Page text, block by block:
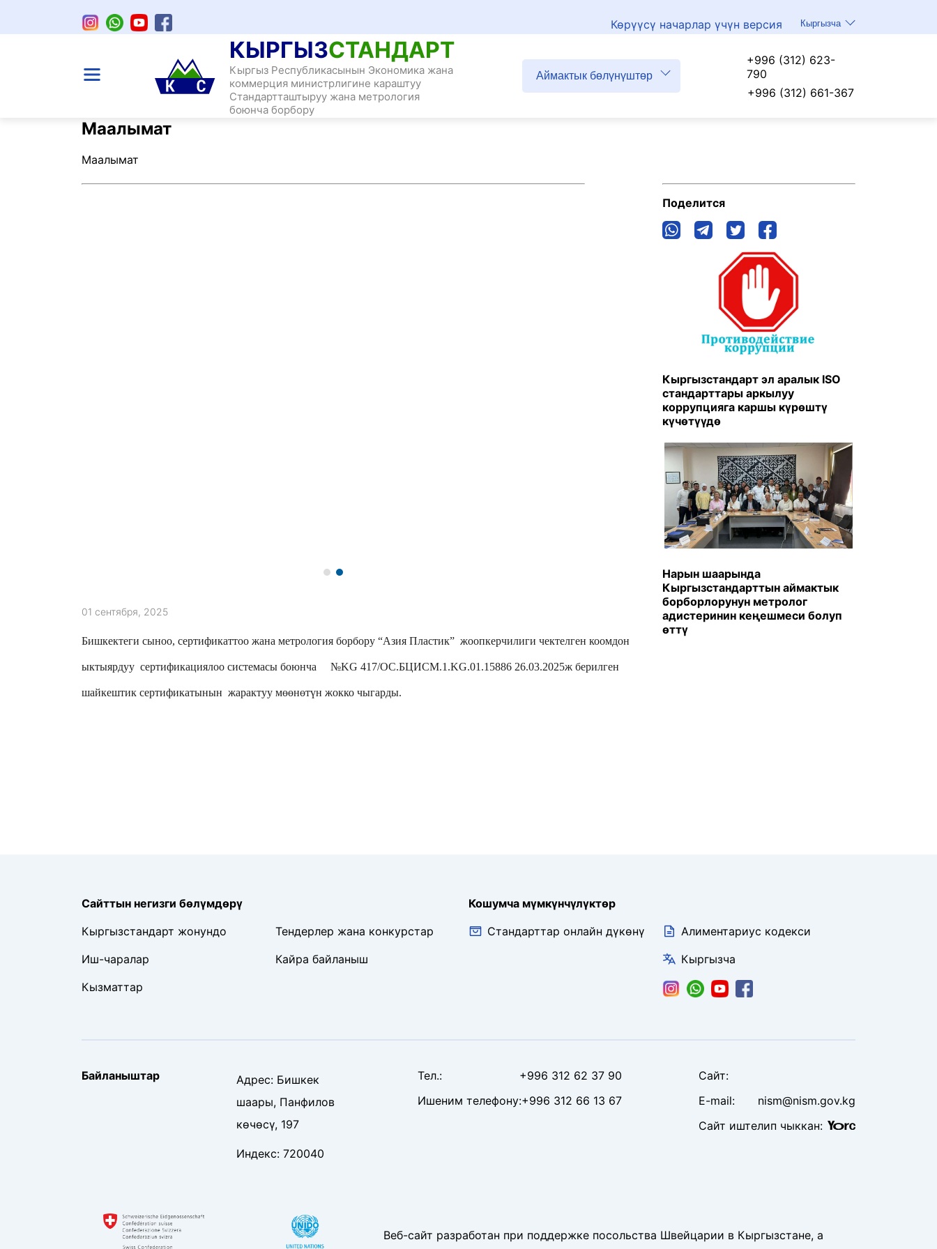
Көрүүсү начарлар үчүн версия Кыргызча
КЫРГЫЗСТАНДАРТ
Кыргыз Республикасынын Экономика жана
коммерция министрлигине караштуу
Стандартташтыруу жана метрология
боюнча борбору
Аймактык бөлүнүштөр
+996 (312) 623-
790
+996 (312) 661-367
Маалымат
Маалымат
Маалымат
01 сентября, 2025
Бишкектеги сыноо, сертификаттоо жана метрология борбору “Азия Пластик”  жоопкерчилиги чектелген коомдон
ыктыярдуу  сертификациялоо системасы боюнча     №KG 417/ОС.БЦИСМ.1.KG.01.15886 26.03.2025ж берилген
шайкештик сертификатынын  жарактуу мөөнөтүн жокко чыгарды.
Поделится
Кыргызстандарт эл аралык ISO
стандарттары аркылуу
коррупцияга каршы күрөштү
күчөтүүдө
Нарын шаарында
Кыргызстандарттын аймактык
борборлорунун метролог
адистеринин кеңешмеси болуп
өттү
Сайттын негизги бөлүмдөрү
Кошумча мүмкүнчүлүктөр
Кыргызстандарт жонундо
Иш-чаралар
Кызматтар
Тендерлер жана конкурстар
Кайра байланыш
Стандарттар онлайн дүкөнү
Алиментариус кодекси
Кыргызча
Байланыштар Адрес: Бишкек
шаары, Панфилов
көчөсү, 197
Индекс: 720040
Тел.:
+996 312 62 37 90
Ишеним телефону:+996 312 66 13 67
Сайт:
E-mail:
nism@nism.gov.kg
Сайт иштелип чыккан:
Веб-сайт разработан при поддержке посольства Швейцарии в Кыргызстане, а